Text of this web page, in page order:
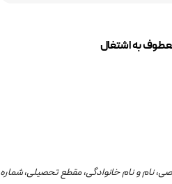
به اشتغال
،نام و نام خانوادگی،مقطع تحصیلی،شماره